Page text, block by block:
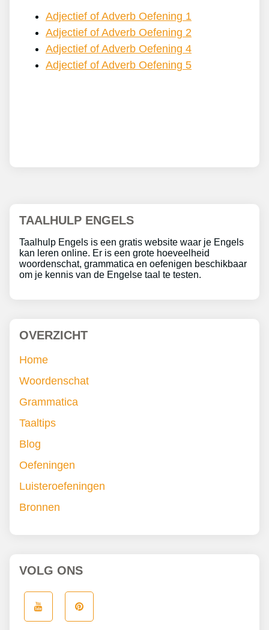
Adjectief of Adverb Oefening 1
Adjectief of Adverb Oefening 2
Adjectief of Adverb Oefening 4
Adjectief of Adverb Oefening 5
TAALHULP ENGELS
Taalhulp Engels is een gratis website waar je Engels
kan leren online. Er is een grote hoeveelheid
woordenschat, grammatica en oefenigen beschikbaar
om je kennis van de Engelse taal te testen.
OVERZICHT
Home
Woordenschat
Grammatica
Taaltips
Blog
Oefeningen
Luisteroefeningen
Bronnen
VOLG ONS